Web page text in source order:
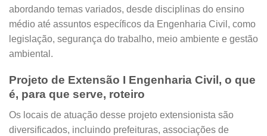
abordando temas variados, desde disciplinas do ensino
médio até assuntos específicos da Engenharia Civil, como
legislação, segurança do trabalho, meio ambiente e gestão
ambiental.
Projeto de Extensão I Engenharia Civil, o que
é, para que serve, roteiro
Os locais de atuação desse projeto extensionista são
diversificados, incluindo prefeituras, associações de